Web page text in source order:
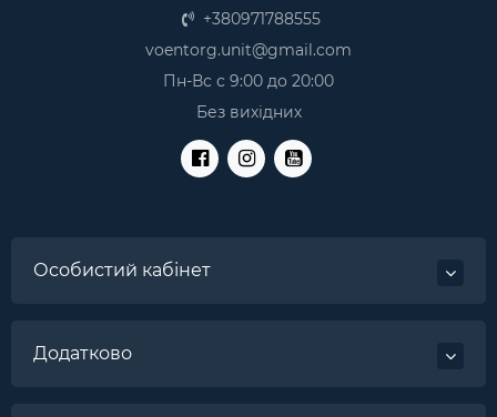
+380971788555
voentorg.unit@gmail.com
Пн-Вс с 9:00 до 20:00
Без вихідних
Особистий кабінет
Додатково